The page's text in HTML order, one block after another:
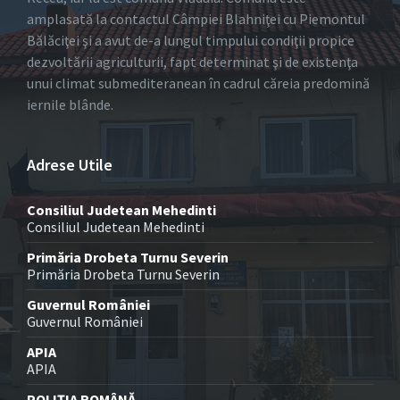
amplasată la contactul Câmpiei Blahniţei cu Piemontul
Bălăciţei şi a avut de-a lungul timpului condiţii propice
dezvoltării agriculturii, fapt determinat şi de existenţa
unui climat submediteranean în cadrul căreia predomină
iernile blânde.
Adrese Utile
Consiliul Judetean Mehedinti
Consiliul Judetean Mehedinti
Primăria Drobeta Turnu Severin
Primăria Drobeta Turnu Severin
Guvernul României
Guvernul României
APIA
APIA